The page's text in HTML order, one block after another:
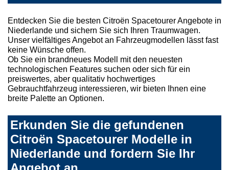
Entdecken Sie die besten Citroën Spacetourer Angebote in
Niederlande und sichern Sie sich Ihren Traumwagen.
Unser vielfältiges Angebot an Fahrzeugmodellen lässt fast
keine Wünsche offen.
Ob Sie ein brandneues Modell mit den neuesten
technologischen Features suchen oder sich für ein
preiswertes, aber qualitativ hochwertiges
Gebrauchtfahrzeug interessieren, wir bieten Ihnen eine
breite Palette an Optionen.
Erkunden Sie die gefundenen
Citroën Spacetourer Modelle in
Niederlande und fordern Sie Ihr